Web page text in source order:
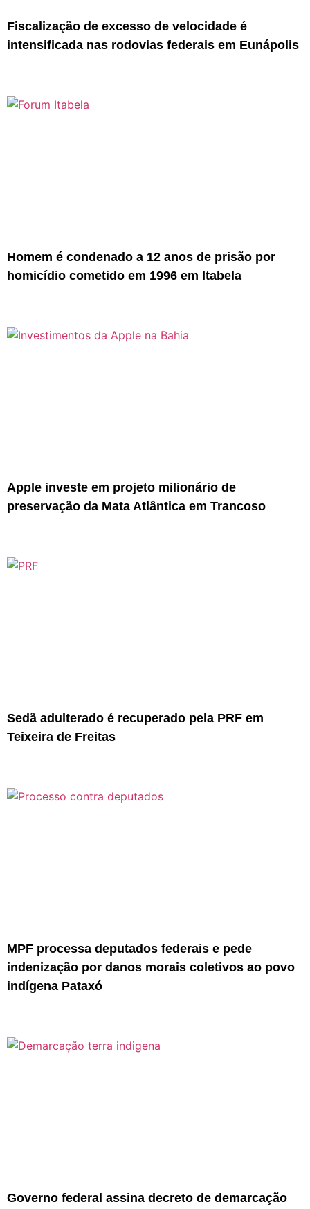
Fiscalização de excesso de velocidade é
intensificada nas rodovias federais em Eunápolis
Homem é condenado a 12 anos de prisão por
homicídio cometido em 1996 em Itabela
Apple investe em projeto milionário de
preservação da Mata Atlântica em Trancoso
Sedã adulterado é recuperado pela PRF em
Teixeira de Freitas
MPF processa deputados federais e pede
indenização por danos morais coletivos ao povo
indígena Pataxó
Governo federal assina decreto de demarcação